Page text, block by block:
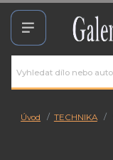
Úvod TECHNIKA